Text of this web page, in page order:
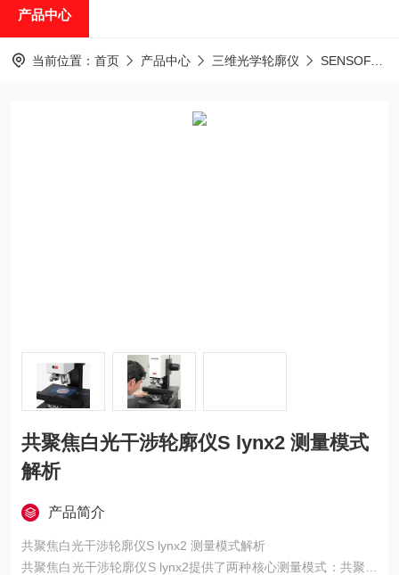
产品中心
当前位置： 首页 产品中心 三维光学轮廓仪 SENSOFAR共聚焦白光干涉仪
共聚焦白光干涉轮廓仪S lynx2 测量模式
解析
产品简介
共聚焦白光干涉轮廓仪S lynx2 测量模式解析
共聚焦白光干涉轮廓仪S lynx2提供了两种核心测量模式：共聚焦